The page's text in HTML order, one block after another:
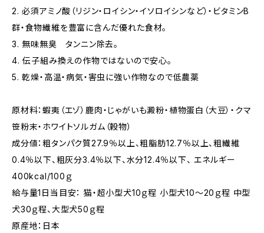
2. 必須アミノ酸（リジン・ロイシン・イソロイシンなど）・ビタミンB
群・食物繊維を豊富に含んだ優れた食材。
3. 無味無臭 タンニン除去。
4. 伝子組み換えの作物ではないので安心。
5. 乾燥・高温・病気・害虫に強い作物なので低農薬
原材料：蝦夷（エゾ）鹿肉・じゃがいも澱粉・植物蛋白（大豆）・クマ
笹粉末・ホワイトソルガム（穀物）
成分値：粗タンパク質27.9％以上、粗脂肪12.7％以上、粗繊維
0.4％以下、粗灰分3.4％以下、水分12.4％以下、 エネルギー
400kcal/100ｇ
給与量1日当目安： 猫・超小型犬10ｇ程 小型犬10〜20ｇ程 中型
犬30ｇ程、大型犬50ｇ程
原産地：日本